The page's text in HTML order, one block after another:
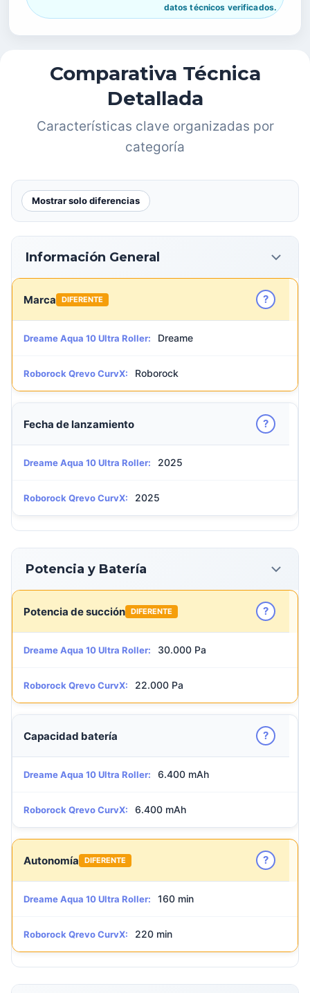
datos técnicos verificados.
Comparativa Técnica
Detallada
Características clave organizadas por
categoría
Mostrar solo diferencias
Información General
Marca DIFERENTE ?
Dreame Aqua 10 Ultra Roller: Dreame
Roborock Qrevo CurvX: Roborock
Fecha de lanzamiento ?
Dreame Aqua 10 Ultra Roller: 2025
Roborock Qrevo CurvX: 2025
Potencia y Batería
Potencia de succión DIFERENTE ?
Dreame Aqua 10 Ultra Roller: 30.000 Pa
Roborock Qrevo CurvX: 22.000 Pa
Capacidad batería ?
Dreame Aqua 10 Ultra Roller: 6.400 mAh
Roborock Qrevo CurvX: 6.400 mAh
Autonomía DIFERENTE ?
Dreame Aqua 10 Ultra Roller: 160 min
Roborock Qrevo CurvX: 220 min